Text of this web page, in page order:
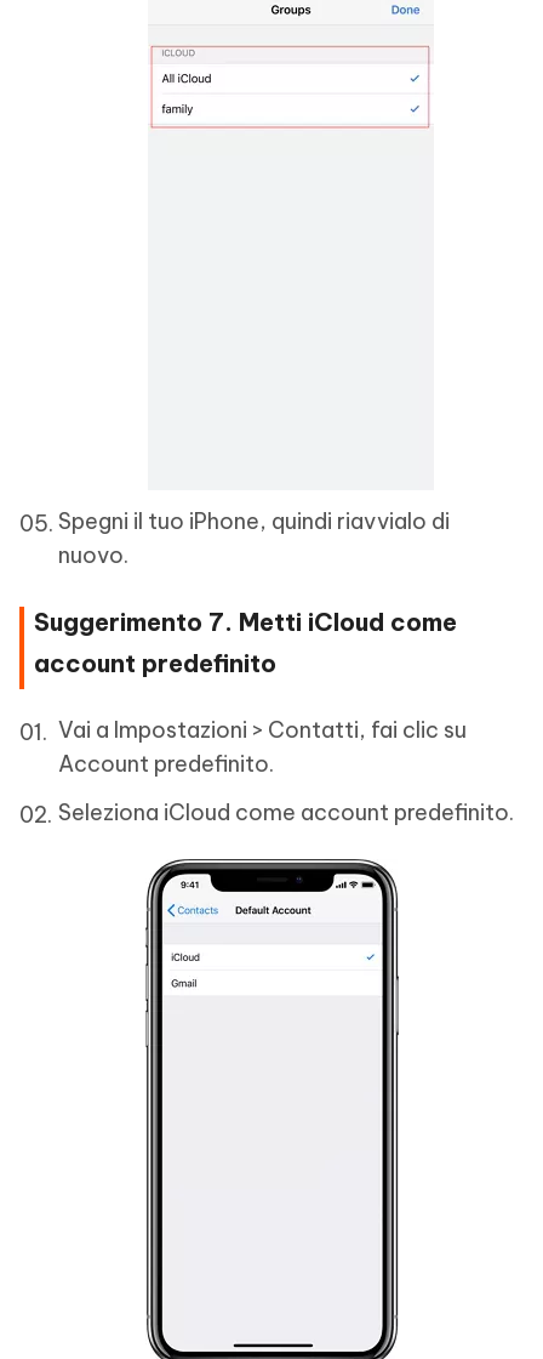
Spegni il tuo iPhone, quindi riavvialo di
nuovo.
Suggerimento 7. Metti iCloud come
account predefinito
Vai a Impostazioni > Contatti, fai clic su
Account predefinito.
Seleziona iCloud come account predefinito.